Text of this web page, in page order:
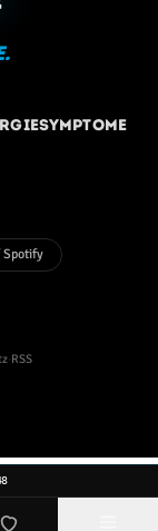
Symptome
Spotify
·RSS